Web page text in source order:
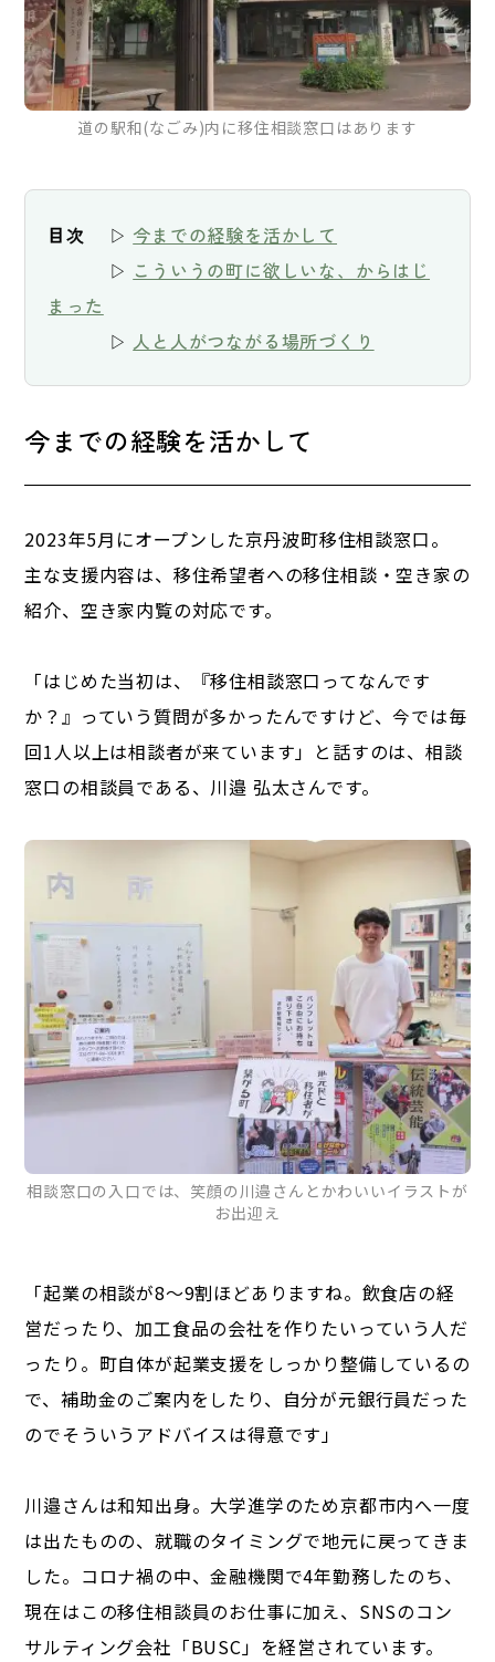
道の駅和(なごみ)内に移住相談窓口はあります
目次 ▷ 今までの経験を活かして
▷ こういうの町に欲しいな、からはじ
まった
▷ 人と人がつながる場所づくり
今までの経験を活かして
2023年5月にオープンした京丹波町移住相談窓口。
主な支援内容は、移住希望者への移住相談・空き家の
紹介、空き家内覧の対応です。
「はじめた当初は、『移住相談窓口ってなんです
か？』っていう質問が多かったんですけど、今では毎
回1人以上は相談者が来ています」と話すのは、相談
窓口の相談員である、川邉 弘太さんです。
相談窓口の入口では、笑顔の川邉さんとかわいいイラストが
お出迎え
「起業の相談が8～9割ほどありますね。飲食店の経
営だったり、加工食品の会社を作りたいっていう人だ
ったり。町自体が起業支援をしっかり整備しているの
で、補助金のご案内をしたり、自分が元銀行員だった
のでそういうアドバイスは得意です」
川邉さんは和知出身。大学進学のため京都市内へ一度
は出たものの、就職のタイミングで地元に戻ってきま
した。コロナ禍の中、金融機関で4年勤務したのち、
現在はこの移住相談員のお仕事に加え、SNSのコン
サルティング会社「BUSC」を経営されています。